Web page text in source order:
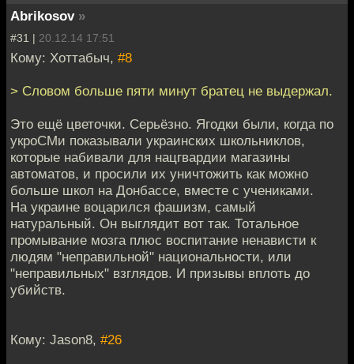
Abrikosov »
#31 | 20.12.14 17:51
Кому: Хоттабыч, #8
> Словом больше пяти минут братец не выдержал.
Это ещё цветочки. Серьёзно. Ягодки были, когда по
укроСМи показывали украинских школьниклов,
которые набивали для нацгвардии магазины
автоматов, и просили их уничтожить как можно
больше школ на Донбассе, вместе с учениками.
На украине воцарился фашизм, самый
натуральный. Он выглядит вот так. Тотальное
промывание мозга плюс воспитание ненависти к
людям "неправильной" национальности, или
"неправильных" взглядов. И призывы вплоть до
убийств.
Кому: Jason8, #26